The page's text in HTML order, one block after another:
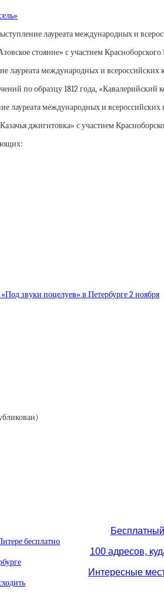
лауреата международных и
стояние» с участием
лауреата международных и
по образцу 1812 года, «Кавалерийский
международных и всероссийских
джигитовка» с участием
звуки поцелуев» в Петербурге 2 ноября
100 адресов,
Интересные